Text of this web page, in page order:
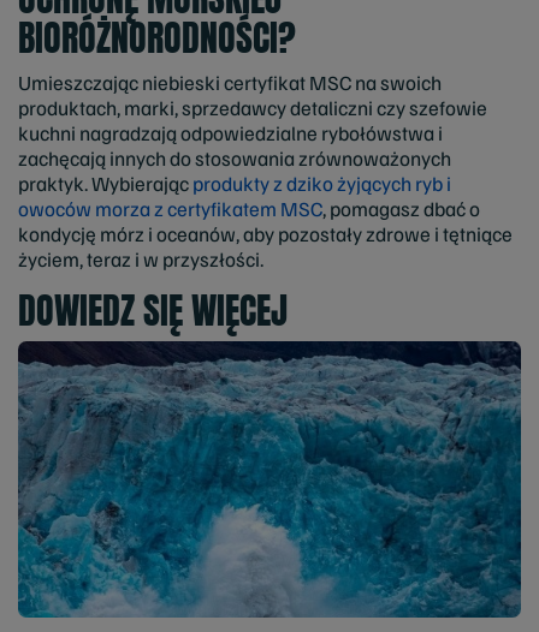
BIORÓŻNORODNOŚCI?
Umieszczając niebieski certyfikat MSC na swoich
produktach, marki, sprzedawcy detaliczni czy szefowie
kuchni nagradzają odpowiedzialne rybołówstwa i
zachęcają innych do stosowania zrównoważonych
praktyk. Wybierającprodukty z dziko żyjących ryb i
owoców morza z certyfikatem MSC, pomagasz dbać o
kondycję mórz i oceanów, aby pozostały zdrowe i tętniące
życiem, teraz i w przyszłości.
DOWIEDZ SIĘ WIĘCEJ